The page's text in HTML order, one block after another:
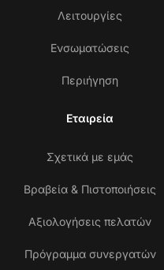
Λειτουργίες
Ενσωματώσεις
Περιήγηση
Εταιρεία
Σχετικά με εμάς
Βραβεία & Πιστοποιήσεις
Αξιολογήσεις πελατών
Πρόγραμμα συνεργατών